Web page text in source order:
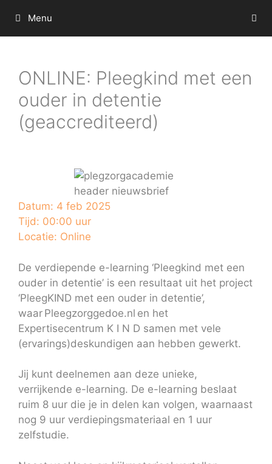
naar
de
Menu
ONLINE: Pleegkind met een
ouder in detentie
(geaccrediteerd)
Datum: 4 feb 2025
Tijd: 00:00 uur
Locatie: Online
De verdiepende e-learning ‘Pleegkind met een
ouder in detentie’ is een resultaat uit het project
‘PleegKIND met een ouder in detentie’,
waar Pleegzorggedoe.nl en het
Expertisecentrum K I N D samen met vele
(ervarings)deskundigen aan hebben gewerkt.
Jij kunt deelnemen aan deze unieke,
verrijkende e-learning. De e-learning beslaat
ruim 8 uur die je in delen kan volgen, waarnaast
nog 9 uur verdiepingsmateriaal en 1 uur
zelfstudie.